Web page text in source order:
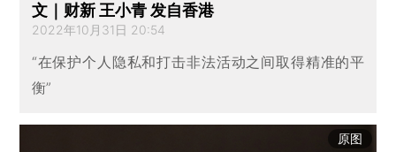
文｜财新 王小青 发自香港
2022年10月31日 20:54
“在保护个人隐私和打击非法活动之间取得精准的平
衡”
原图